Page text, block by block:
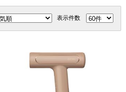
表示件数